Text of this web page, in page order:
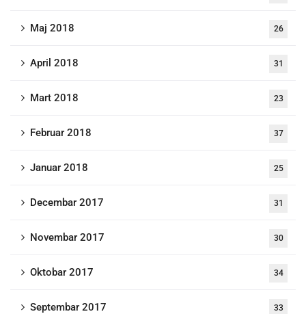
Maj 2018 26
April 2018 31
Mart 2018 23
Februar 2018 37
Januar 2018 25
Decembar 2017 31
Novembar 2017 30
Oktobar 2017 34
Septembar 2017 33